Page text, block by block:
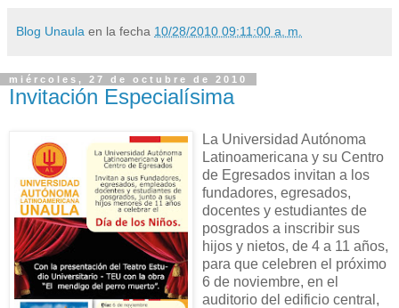
Blog Unaula en la fecha 10/28/2010 09:11:00 a. m.
miércoles, 27 de octubre de 2010
Invitación Especialísima
La Universidad Autónoma
Latinoamericana y su Centro
de Egresados invitan a los
fundadores, egresados,
docentes y estudiantes de
posgrados a inscribir sus
hijos y nietos, de 4 a 11 años,
para que celebren el próximo
6 de noviembre, en el
auditorio del edificio central,